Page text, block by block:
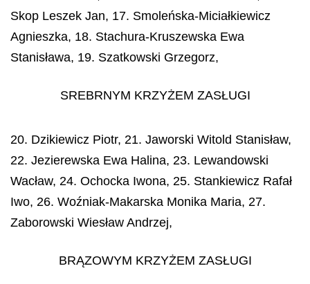
Skop Leszek Jan, 17. Smoleńska-Miciałkiewicz
Agnieszka, 18. Stachura-Kruszewska Ewa
Stanisława, 19. Szatkowski Grzegorz,
SREBRNYM KRZYŻEM ZASŁUGI
20. Dzikiewicz Piotr, 21. Jaworski Witold Stanisław,
22. Jezierewska Ewa Halina, 23. Lewandowski
Wacław, 24. Ochocka Iwona, 25. Stankiewicz Rafał
Iwo, 26. Woźniak-Makarska Monika Maria, 27.
Zaborowski Wiesław Andrzej,
BRĄZOWYM KRZYŻEM ZASŁUGI